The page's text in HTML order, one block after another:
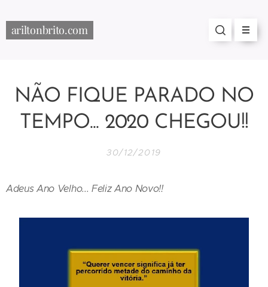
ariltonbrito.com
NÃO FIQUE PARADO NO
TEMPO... 2020 CHEGOU!!
30/12/2019
Adeus Ano Velho... Feliz Ano Novo!!